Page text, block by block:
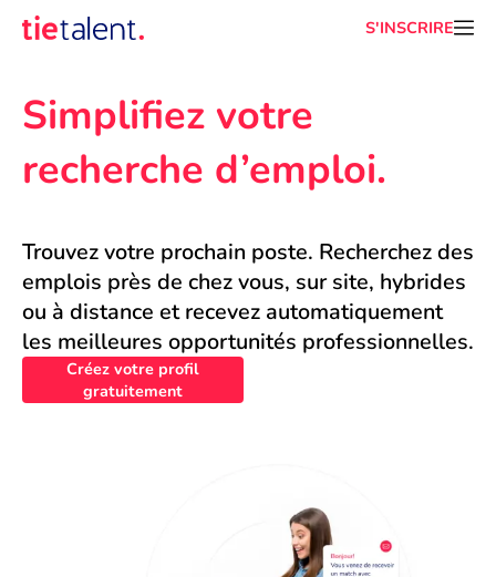
S'INSCRIRE
Simplifiez votre
recherche d’emploi.
Trouvez votre prochain poste. Recherchez des
emplois près de chez vous, sur site, hybrides
ou à distance et recevez automatiquement
les meilleures opportunités professionnelles.
Créez votre profil
gratuitement